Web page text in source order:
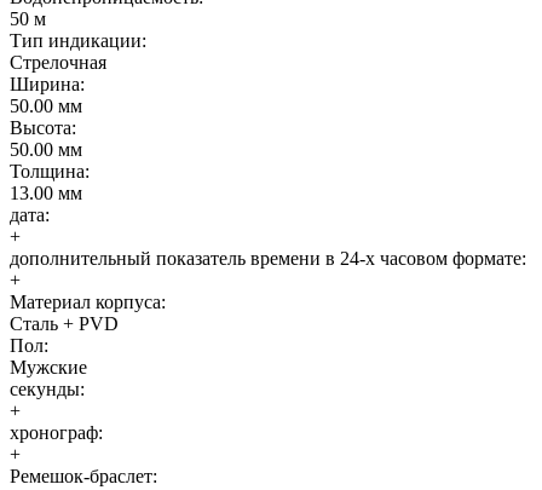
50 м
Тип индикации:
Стрелочная
Ширина:
50.00 мм
Высота:
50.00 мм
Толщина:
13.00 мм
дата:
+
дополнительный показатель времени в 24-х часовом формате:
+
Материал корпуса:
Сталь + PVD
Пол:
Мужские
секунды:
+
хронограф:
+
Ремешок-браслет: